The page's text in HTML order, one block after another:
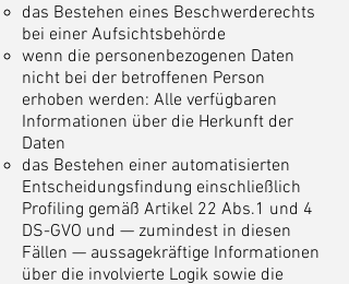
das Bestehen eines Beschwerderechts
bei einer Aufsichtsbehörde
wenn die personenbezogenen Daten
nicht bei der betroffenen Person
erhoben werden: Alle verfügbaren
Informationen über die Herkunft der
Daten
das Bestehen einer automatisierten
Entscheidungsfindung einschließlich
Profiling gemäß Artikel 22 Abs.1 und 4
DS-GVO und — zumindest in diesen
Fällen — aussagekräftige Informationen
über die involvierte Logik sowie die